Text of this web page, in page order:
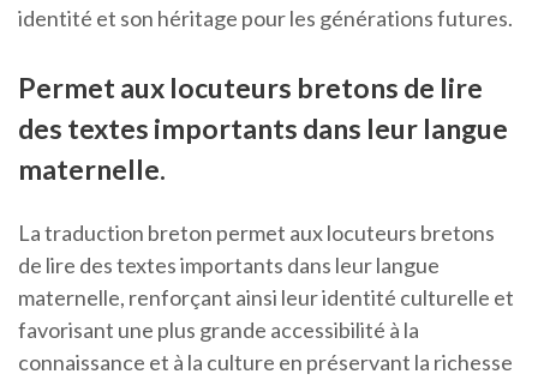
identité et son héritage pour les générations futures.
Permet aux locuteurs bretons de lire
des textes importants dans leur langue
maternelle.
La traduction breton permet aux locuteurs bretons
de lire des textes importants dans leur langue
maternelle, renforçant ainsi leur identité culturelle et
favorisant une plus grande accessibilité à la
connaissance et à la culture en préservant la richesse